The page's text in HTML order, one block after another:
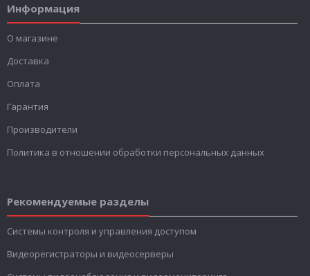
Информация
О магазине
Доставка
Оплата
Гарантия
Производители
Политика в отношении обработки персональных данных
Рекомендуемые разделы
Системы контроля и управления доступом
Видеорегистраторы и видеосерверы